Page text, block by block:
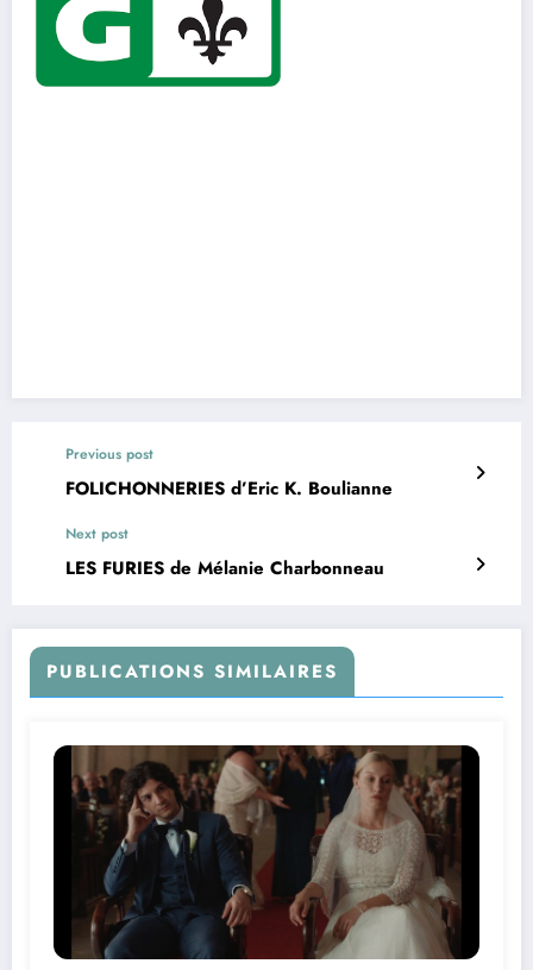
Previous post
FOLICHONNERIES d’Eric K. Boulianne
Next post
LES FURIES de Mélanie Charbonneau
PUBLICATIONS SIMILAIRES